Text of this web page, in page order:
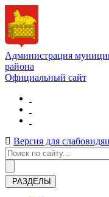
Администрация
района
Официальный сайт
Версия для
РАЗДЕЛЫ